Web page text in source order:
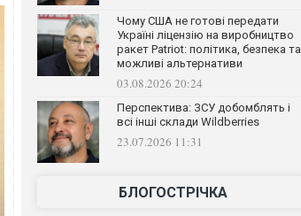
Чому США не готові передати
Україні ліцензію на виробництво
ракет Patriot: політика, безпека та
можливі альтернативи
03.08.2026 20:24
Перспектива: ЗСУ добомблять і
всі інші склади Wildberries
23.07.2026 11:31
БЛОГОСТРІЧКА